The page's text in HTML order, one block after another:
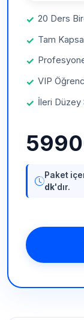
20 Ders
Tam
VIP
İleri Düzey
Paket
dk'dır.